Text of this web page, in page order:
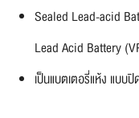
Sealed Lead-acid
Lead Acid Battery
เป็นแบตเตอรี่แห้ง แบบ